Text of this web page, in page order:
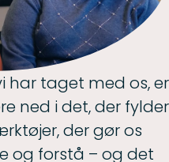
har taget med os, er
ned i det, der fylder
der gør os
og forstå – og det